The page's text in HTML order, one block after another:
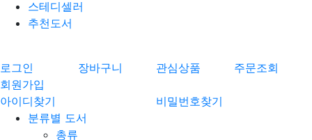
스테디셀러
추천도서
로그인 장바구니 관심상품
주문조회
회원가입
아이디찾기
비밀번호찾기
분류별 도서
총류